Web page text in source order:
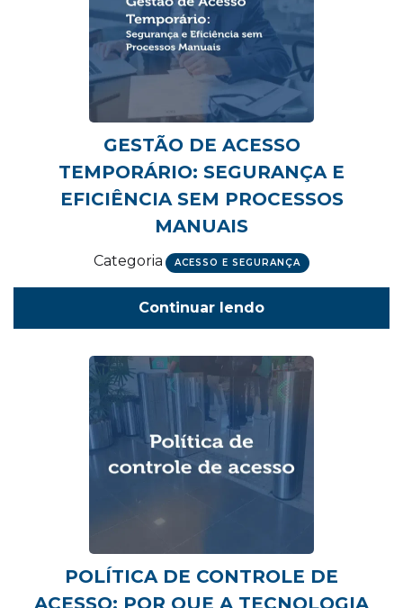
GESTÃO DE ACESSO
TEMPORÁRIO: SEGURANÇA E
EFICIÊNCIA SEM PROCESSOS
MANUAIS
Categoria ACESSO E SEGURANÇA
Continuar lendo
POLÍTICA DE CONTROLE DE
ACESSO: POR QUE A TECNOLOGIA